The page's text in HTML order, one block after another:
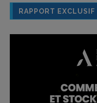
RAPPORT EXCLUSIF